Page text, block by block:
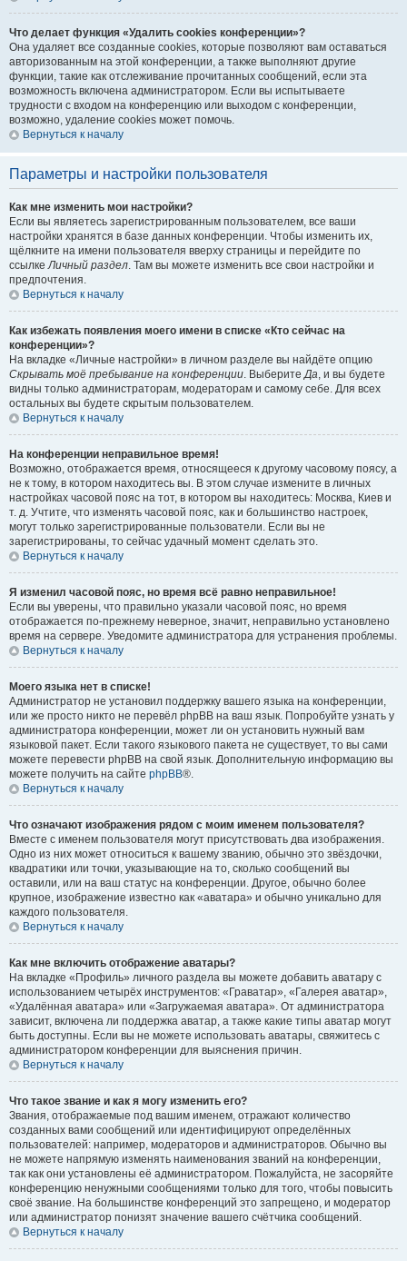
Что делает функция «Удалить cookies конференции»?
Она удаляет все созданные cookies, которые позволяют вам оставаться
авторизованным на этой конференции, а также выполняют другие
функции, такие как отслеживание прочитанных сообщений, если эта
возможность включена администратором. Если вы испытываете
трудности с входом на конференцию или выходом с конференции,
возможно, удаление cookies может помочь.
Вернуться к началу
Параметры и настройки пользователя
Как мне изменить мои настройки?
Если вы являетесь зарегистрированным пользователем, все ваши
настройки хранятся в базе данных конференции. Чтобы изменить их,
щёлкните на имени пользователя вверху страницы и перейдите по
ссылкеЛичный раздел. Там вы можете изменить все свои настройки и
предпочтения.
Вернуться к началу
Как избежать появления моего имени в списке «Кто сейчас на
конференции»?
На вкладке «Личные настройки» в личном разделе вы найдёте опцию
Скрывать моё пребывание на конференции. ВыберитеДа, и вы будете
видны только администраторам, модераторам и самому себе. Для всех
остальных вы будете скрытым пользователем.
Вернуться к началу
На конференции неправильное время!
Возможно, отображается время, относящееся к другому часовому поясу, а
не к тому, в котором находитесь вы. В этом случае измените в личных
настройках часовой пояс на тот, в котором вы находитесь: Москва, Киев и
т. д. Учтите, что изменять часовой пояс, как и большинство настроек,
могут только зарегистрированные пользователи. Если вы не
зарегистрированы, то сейчас удачный момент сделать это.
Вернуться к началу
Я изменил часовой пояс, но время всё равно неправильное!
Если вы уверены, что правильно указали часовой пояс, но время
отображается по-прежнему неверное, значит, неправильно установлено
время на сервере. Уведомите администратора для устранения проблемы.
Вернуться к началу
Моего языка нет в списке!
Администратор не установил поддержку вашего языка на конференции,
или же просто никто не перевёл phpBB на ваш язык. Попробуйте узнать у
администратора конференции, может ли он установить нужный вам
языковой пакет. Если такого языкового пакета не существует, то вы сами
можете перевести phpBB на свой язык. Дополнительную информацию вы
можете получить на сайте phpBB®.
Вернуться к началу
Что означают изображения рядом с моим именем пользователя?
Вместе с именем пользователя могут присутствовать два изображения.
Одно из них может относиться к вашему званию, обычно это звёздочки,
квадратики или точки, указывающие на то, сколько сообщений вы
оставили, или на ваш статус на конференции. Другое, обычно более
крупное, изображение известно как «аватара» и обычно уникально для
каждого пользователя.
Вернуться к началу
Как мне включить отображение аватары?
На вкладке «Профиль» личного раздела вы можете добавить аватару с
использованием четырёх инструментов: «Граватар», «Галерея аватар»,
«Удалённая аватара» или «Загружаемая аватара». От администратора
зависит, включена ли поддержка аватар, а также какие типы аватар могут
быть доступны. Если вы не можете использовать аватары, свяжитесь с
администратором конференции для выяснения причин.
Вернуться к началу
Что такое звание и как я могу изменить его?
Звания, отображаемые под вашим именем, отражают количество
созданных вами сообщений или идентифицируют определённых
пользователей: например, модераторов и администраторов. Обычно вы
не можете напрямую изменять наименования званий на конференции,
так как они установлены её администратором. Пожалуйста, не засоряйте
конференцию ненужными сообщениями только для того, чтобы повысить
своё звание. На большинстве конференций это запрещено, и модератор
или администратор понизят значение вашего счётчика сообщений.
Вернуться к началу